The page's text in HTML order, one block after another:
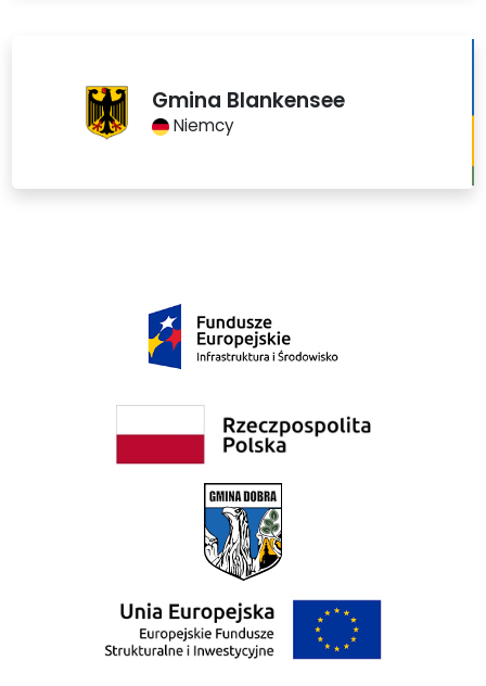
Gmina Blankensee
Niemcy